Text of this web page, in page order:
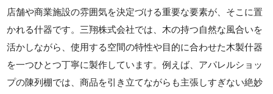
店舗や商業施設の雰囲気を決定づける重要な要素が、そこに置
かれる什器です。三翔株式会社では、木の持つ自然な風合いを
活かしながら、使用する空間の特性や目的に合わせた木製什器
を一つひとつ丁寧に製作しています。例えば、アパレルショッ
プの陳列棚では、商品を引き立てながらも主張しすぎない絶妙